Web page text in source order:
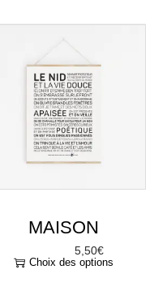
MAISON
5,50€
Choix des options